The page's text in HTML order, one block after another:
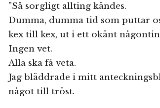
”Så sorgligt allting kändes.
Dumma, dumma tid som puttar
kex till kex, ut i ett okänt
Ingen vet.
Alla ska få veta.
Jag bläddrade i mitt
något till tröst.